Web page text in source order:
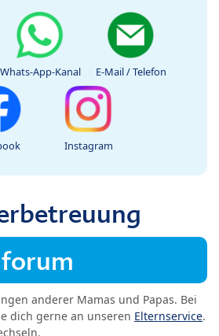
Whats-App-Kanal E-Mail / Telefon
Instagram
anderer Mamas und Papas. Bei
dich gerne an unseren Elternservice.